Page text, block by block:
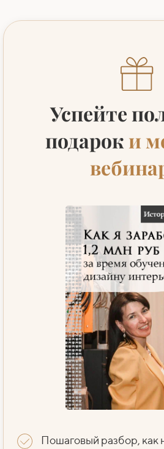
Успейте
подарок и
Пошаговый разбор, как